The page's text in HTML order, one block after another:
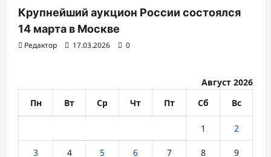
Крупнейший аукцион России состоялся
14 марта в Москве
Редактор 17.03.2026 0
Август 2026
Пн
Вт Ср Чт Пт Сб Вс
1 2
3 4 5 6 7 8 9